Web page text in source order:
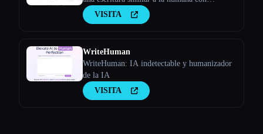
Humanize AI
VISITA
WriteHuman
WriteHuman: IA indetectable y humanizador
de la IA
VISITA